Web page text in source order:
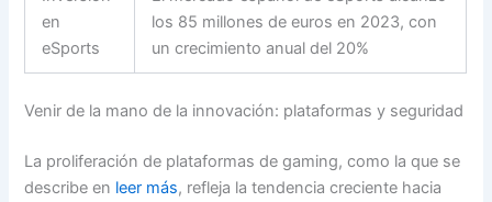
en
eSports
los 85 millones de euros en 2023, con
un crecimiento anual del 20%
Venir de la mano de la innovación: plataformas y seguridad
La proliferación de plataformas de gaming, como la que se
describe en leer más, refleja la tendencia creciente hacia